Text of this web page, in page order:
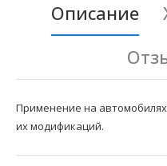
Описание
Применение на автомобилях
их модификаций.